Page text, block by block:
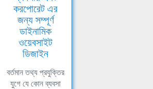
করপোরেট এর
জন্য সম্পূর্ণ
ডাইনামিক
ওয়েবসাইট
ডিজাইন
বর্তমান তথ্য প্রযুক্তির
যুগে যে কোন ব্যবসা